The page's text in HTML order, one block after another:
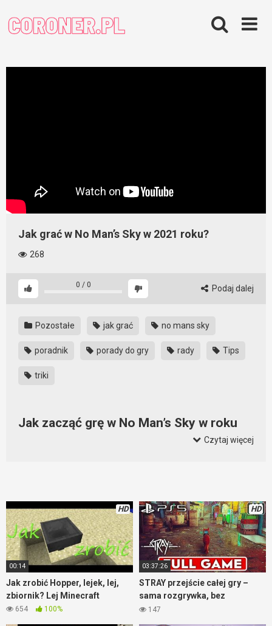
content
Jak grać w No Man’s Sky w 2021 roku?
268
0 / 0 Podaj dalej
Pozostałe jak grać no mans sky
poradnik porady do gry rady Tips
triki
Jak zacząć grę w No Man’s Sky w roku
przyjemnym tytułem, w który gra się bardzo dobrze. Jeżeli
graliście zaraz na początku, to w chwili obecnej nie poznacie
gry. Tak bardzo się ona zmieniła i co najlepsze, są to zmiany
na lepsze. Jeżeli chcecie zacząć grę, to ten wideo poradnik
bardzo wam pomoże na początku rozgrywki. Ale nie musicie
go oglądać. Gra jest na tyle dobrze zaprojektowana, że idąc
głównym torem rozgrywki doskonale poznacie wszystko.
Można jednak poznać kilka sztuczek, aby uniknąć nauki na
własnych błędach.
Czytaj więcej
HD
00:14
Jak zrobić Hopper, lejek, lej,
zbiornik? Lej Minecraft
654 100%
HD
03:37:26
STRAY przejście całej gry –
sama rozgrywka, bez
komentarza
147